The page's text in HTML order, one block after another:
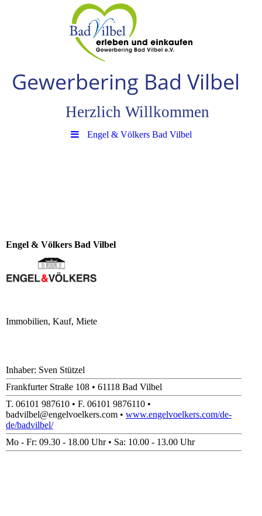
Gewerbering Bad Vilbel
Herzlich Willkommen
Engel & Völkers Bad Vilbel
Engel & Völkers Bad Vilbel
Immobilien, Kauf, Miete
Inhaber: Sven Stützel
Frankfurter Straße 108 • 61118 Bad Vilbel
T. 06101 987610 • F. 06101 9876110 •
badvilbel@engelvoelkers.com • www.engelvoelkers.com/de-
de/badvilbel/
Mo - Fr: 09.30 - 18.00 Uhr • Sa: 10.00 - 13.00 Uhr